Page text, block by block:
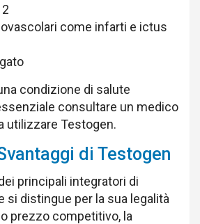
come infarti e ictus
condizione di salute
consultare un medico
utilizzare Testogen.
di Testogen
principali integratori di
si distingue per la sua legalità
prezzo competitivo, la